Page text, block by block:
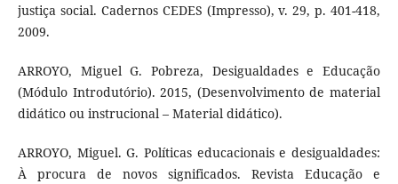
justiça social. Cadernos CEDES (Impresso), v. 29, p. 401-418,
2009.
ARROYO, Miguel G. Pobreza, Desigualdades e Educação
(Módulo Introdutório). 2015, (Desenvolvimento de material
didático ou instrucional – Material didático).
ARROYO, Miguel. G. Políticas educacionais e desigualdades:
À procura de novos significados. Revista Educação e